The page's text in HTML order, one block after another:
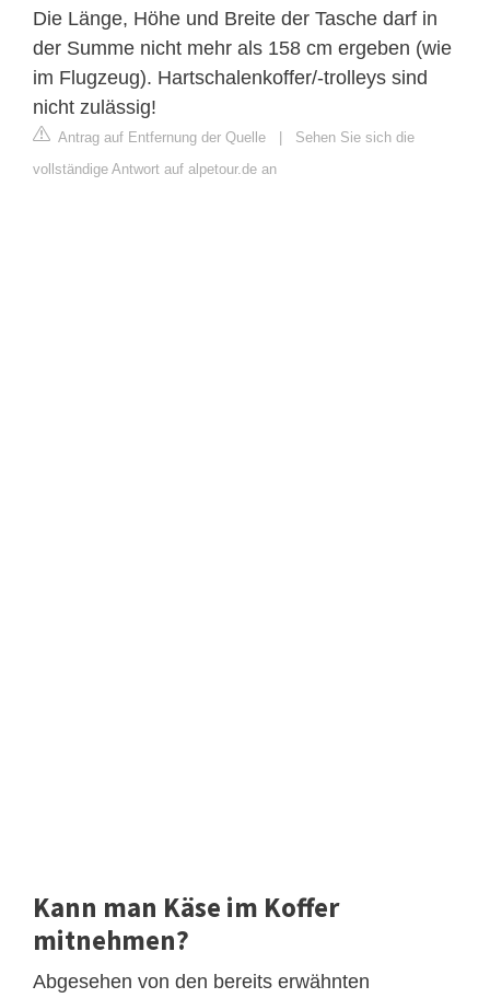
Die Länge, Höhe und Breite der Tasche darf in
der Summe nicht mehr als 158 cm ergeben (wie
im Flugzeug). Hartschalenkoffer/-trolleys sind
nicht zulässig!
Antrag auf Entfernung der Quelle | Sehen Sie sich die
vollständige Antwort auf alpetour.de an
Kann man Käse im Koffer
mitnehmen?
Abgesehen von den bereits erwähnten